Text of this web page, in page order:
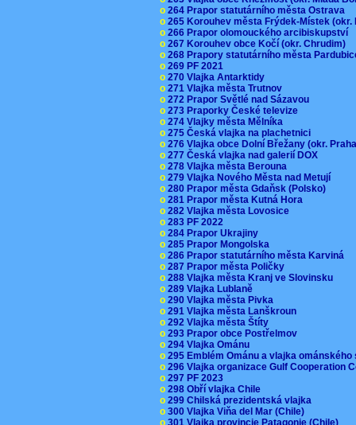
o 264 Prapor statutárního města Ostrava
o 265 Korouhev města Frýdek-Místek
o 266 Prapor olomouckého arcibiskupství
o 267 Korouhev obce Kočí (okr. Chrudim)
o 268 Prapory statutárního města
o 269 PF 2021
o 270 Vlajka Antarktidy
o 271 Vlajka města Trutnov
o 272 Prapor Světlé nad Sázavou
o 273 Praporky České televize
o 274 Vlajky města Mělníka
o 275 Česká vlajka na plachetnici
o 276 Vlajka obce Dolní Břežany (okr.
o 277 Česká vlajka nad galerií DOX
o 278 Vlajka města Berouna
o 279 Vlajka Nového Města nad Metují
o 280 Prapor města Gdaňsk (Polsko)
o 281 Prapor města Kutná Hora
o 282 Vlajka města Lovosice
o 283 PF 2022
o 284 Prapor Ukrajiny
o 285 Prapor Mongolska
o 286 Prapor statutárního města Karviná
o 287 Prapor města Poličky
o 288 Vlajka města Kranj ve Slovinsku
o 289 Vlajka Lublaně
o 290 Vlajka města Pivka
o 291 Vlajka města Lanškroun
o 292 Vlajka města Štíty
o 293 Prapor obce Postřelmov
o 294 Vlajka Ománu
o 295 Emblém Ománu a vlajka
o 296 Vlajka organizace Gulf Cooperation
o 297 PF 2023
o 298 Obří vlajka Chile
o 299 Chilská prezidentská vlajka
o 300 Vlajka Viňa del Mar (Chile)
o 301 Vlajka provincie Patagonie (Chile)